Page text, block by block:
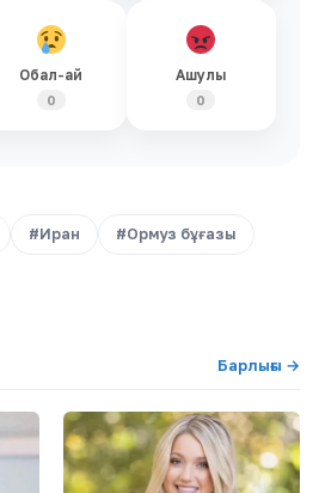
Обал-ай
0
Ашулы
0
#Иран #Ормуз бұғазы
Барлығы →